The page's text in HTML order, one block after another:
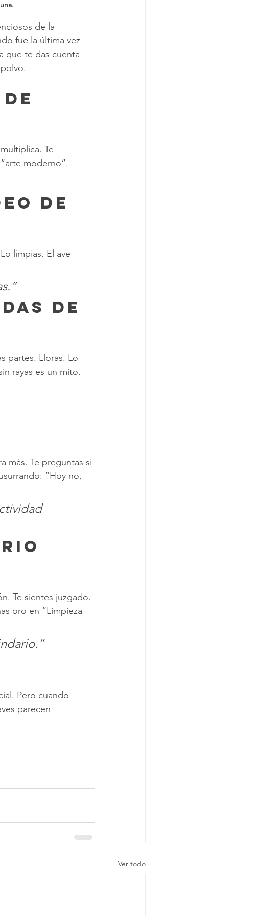
de la
fue la última vez
que te das cuenta
Te
moderno”.
limpias. El ave
partes. Lloras. Lo
rayas es un mito.
más. Te preguntas si
“Hoy no,
Te sientes juzgado.
oro en “Limpieza
Pero cuando
parecen
Ver todo